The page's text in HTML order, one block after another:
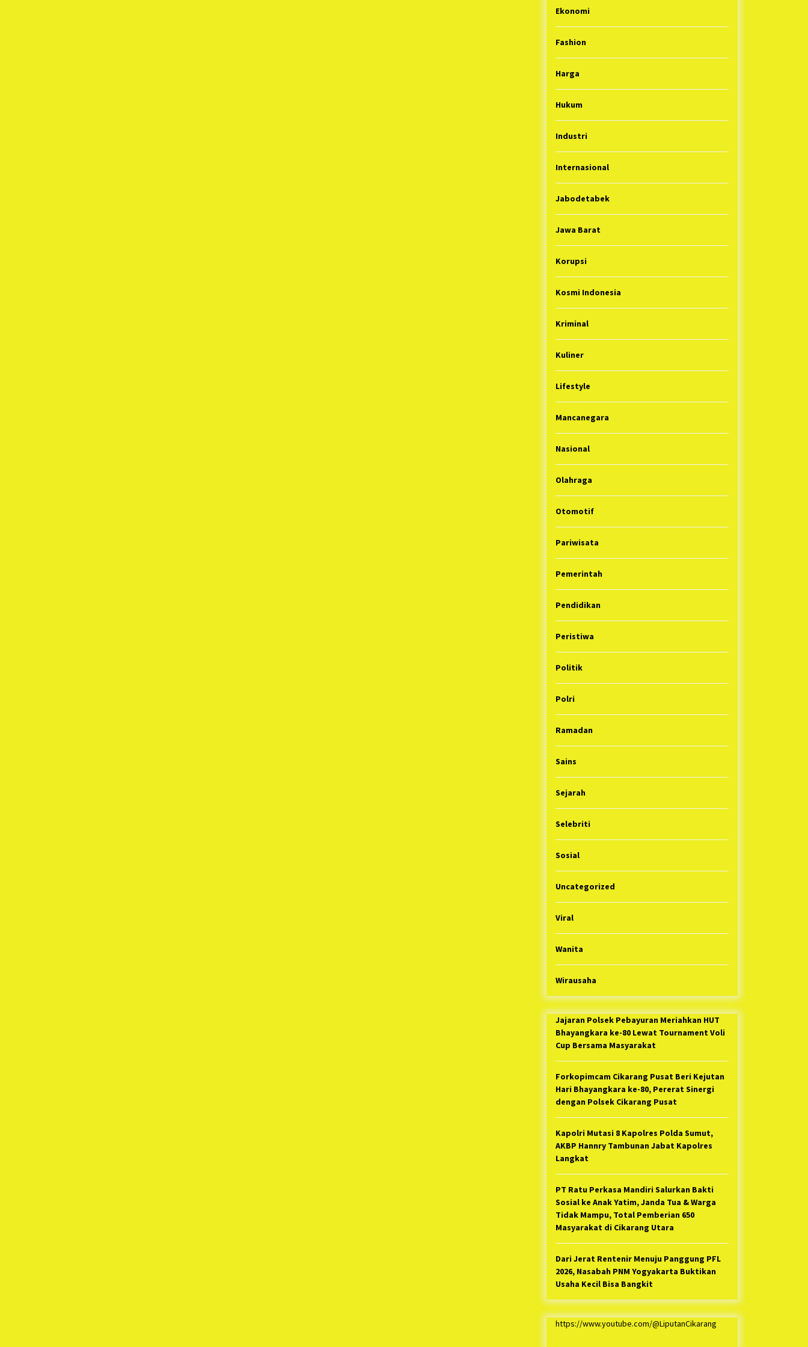
Ekonomi
Fashion
Harga
Hukum
Industri
Internasional
Jabodetabek
Jawa Barat
Korupsi
Kosmi Indonesia
Kriminal
Kuliner
Lifestyle
Mancanegara
Nasional
Olahraga
Otomotif
Pariwisata
Pemerintah
Pendidikan
Peristiwa
Politik
Polri
Ramadan
Sains
Sejarah
Selebriti
Sosial
Uncategorized
Viral
Wanita
Wirausaha
Jajaran Polsek Pebayuran Meriahkan HUT
Bhayangkara ke-80 Lewat Tournament Voli
Cup Bersama Masyarakat
Forkopimcam Cikarang Pusat Beri Kejutan
Hari Bhayangkara ke-80, Pererat Sinergi
dengan Polsek Cikarang Pusat
Kapolri Mutasi 8 Kapolres Polda Sumut,
AKBP Hannry Tambunan Jabat Kapolres
Langkat
PT Ratu Perkasa Mandiri Salurkan Bakti
Sosial ke Anak Yatim, Janda Tua & Warga
Tidak Mampu, Total Pemberian 650
Masyarakat di Cikarang Utara
Dari Jerat Rentenir Menuju Panggung PFL
2026, Nasabah PNM Yogyakarta Buktikan
Usaha Kecil Bisa Bangkit
https://www.youtube.com/@LiputanCikarang